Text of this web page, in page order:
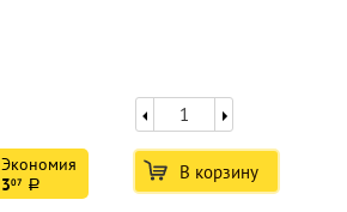
Экономия
307 a
В корзину